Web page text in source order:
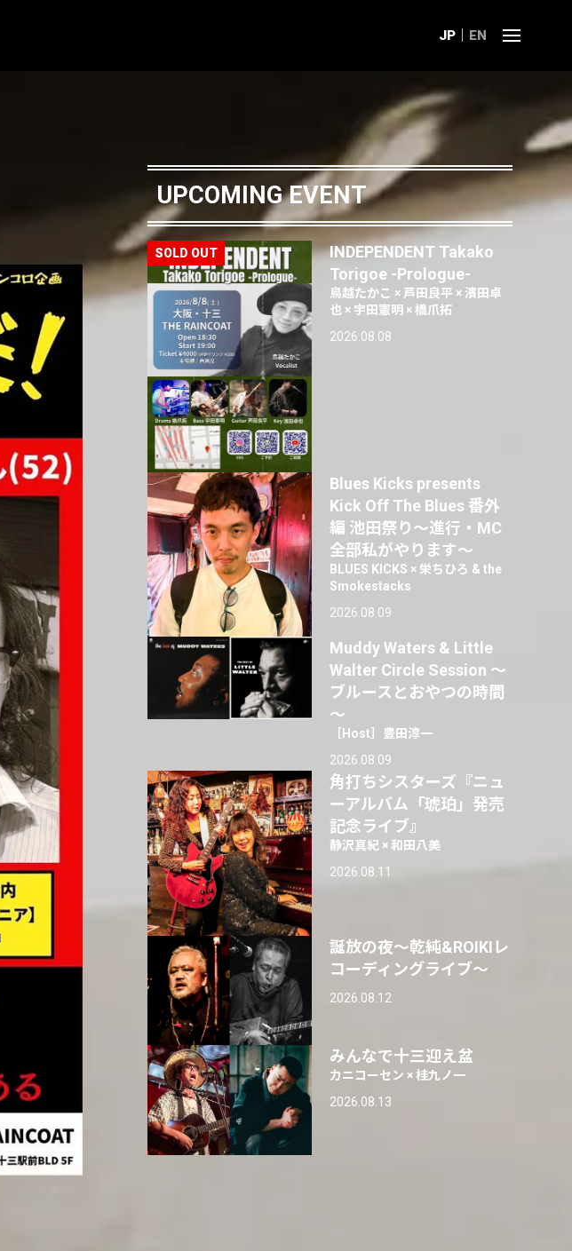
JP EN
UPCOMING EVENT
INDEPENDENT Takako
Torigoe -Prologue-
鳥越たかこ × 芦田良平 × 濱田卓
也 × 宇田憲明 × 橋爪拓
2026.08.08
Blues Kicks presents
Kick Off The Blues 番外
編 池田祭り〜進行・MC
全部私がやります〜
BLUES KICKS × 栄ちひろ & the
Smokestacks
2026.08.09
Muddy Waters & Little
Walter Circle Session ～
ブルースとおやつの時間
～
［Host］豊田淳一
2026.08.09
角打ちシスターズ『ニュ
ーアルバム「琥珀」発売
記念ライブ』
静沢真紀 × 和田八美
2026.08.11
誕放の夜〜乾純&ROIKIレ
コーディングライブ〜
2026.08.12
みんなで十三迎え盆
カニコーセン × 桂九ノ一
2026.08.13